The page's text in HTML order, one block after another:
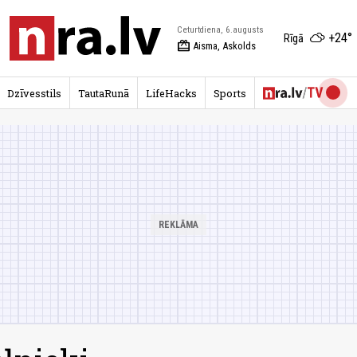
Ceturtdiena, 6.augusts
redeem Aisma, Askolds
Rīgā +24°
Dzīvesstils TautaRunā LifeHacks Sports